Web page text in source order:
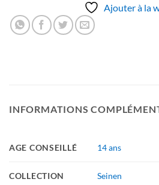
Ajouter à la
INFORMATIONS
AGE CONSEILLÉ 14 ans
COLLECTION Seinen